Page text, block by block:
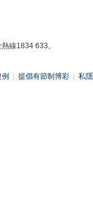
線1834 633。
提倡有節制博彩 私